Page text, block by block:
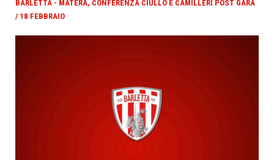
BARLETTA - MATERA, CONFERENZA CIULLO E CAMILLERI POST GARA
/ 18 FEBBRAIO